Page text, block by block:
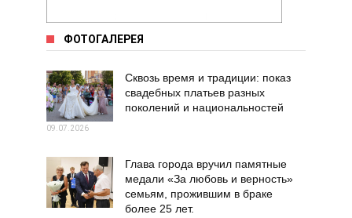
ФОТОГАЛЕРЕЯ
Сквозь время и традиции: показ
свадебных платьев разных
поколений и национальностей
09.07.2026
Глава города вручил памятные
медали «За любовь и верность»
семьям, прожившим в браке
более 25 лет.